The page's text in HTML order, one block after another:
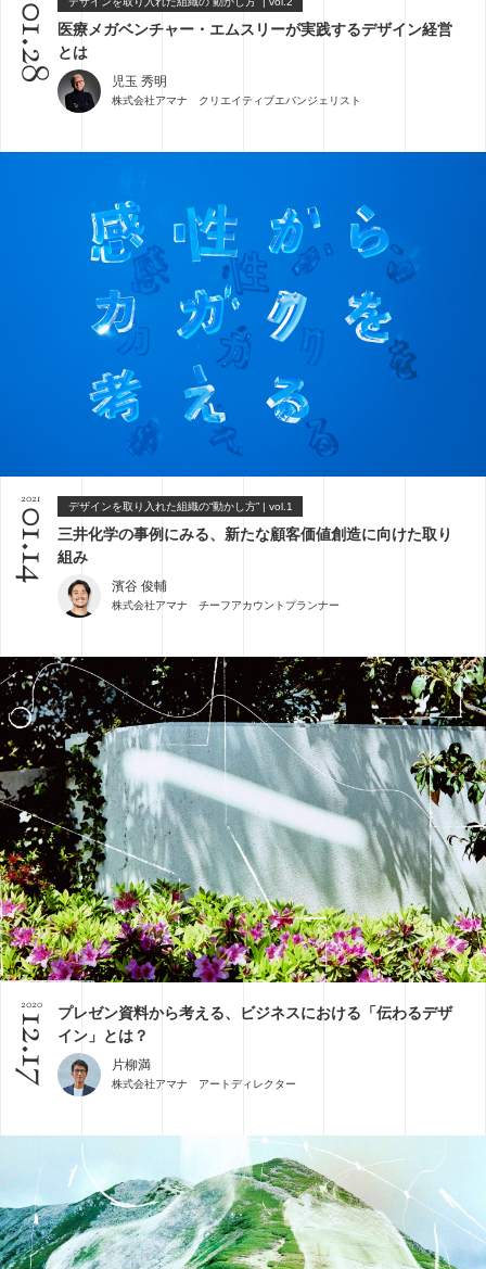
01.28医療メガベンチャー・エムスリーが実践するデザイン経営
とは
児玉 秀明
株式会社アマナ クリエイティブエバンジェリスト
2021
01.14
デザインを取り入れた組織の“動かし方” | vol.1
三井化学の事例にみる、新たな顧客価値創造に向けた取り
組み
濱谷 俊輔
株式会社アマナ チーフアカウントプランナー
2020
12.17プレゼン資料から考える、ビジネスにおける「伝わるデザ
イン」とは？
片柳満
株式会社アマナ アートディレクター